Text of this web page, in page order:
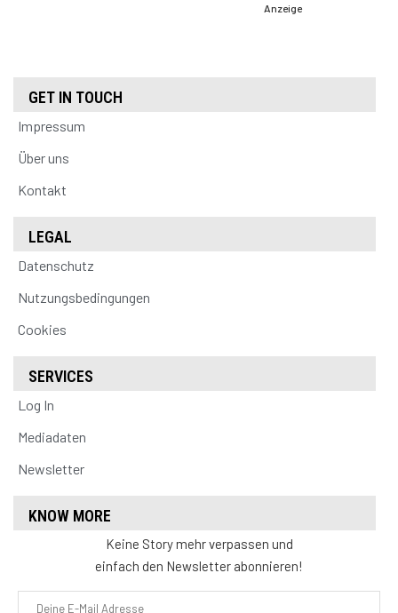
Anzeige
GET IN TOUCH
Impressum
Über uns
Kontakt
LEGAL
Datenschutz
Nutzungsbedingungen
Cookies
SERVICES
Log In
Mediadaten
Newsletter
KNOW MORE
Keine Story mehr verpassen und
einfach den Newsletter abonnieren!